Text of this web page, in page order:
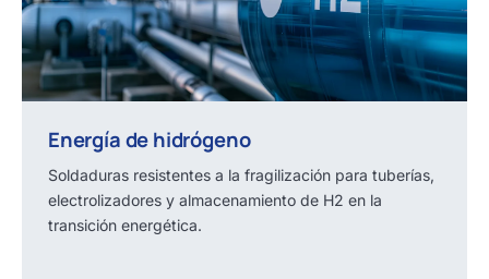
Energía de hidrógeno
Soldaduras resistentes a la fragilización para tuberías,
electrolizadores y almacenamiento de H2 en la
transición energética.